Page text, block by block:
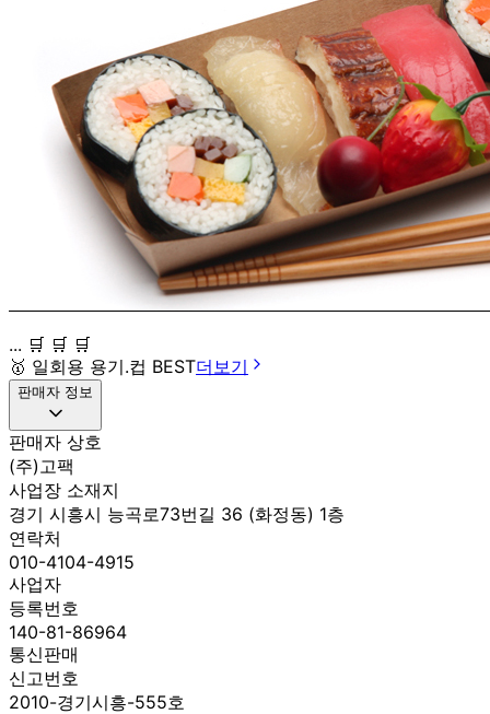
... 🛒 🛒 🛒
🥇 일회용 용기.컵 BEST더보기
판매자 정보
판매자 상호
(주)고팩
사업장 소재지
경기 시흥시 능곡로73번길 36 (화정동) 1층
연락처
010-4104-4915
사업자
등록번호
140-81-86964
통신판매
신고번호
2010-경기시흥-555호